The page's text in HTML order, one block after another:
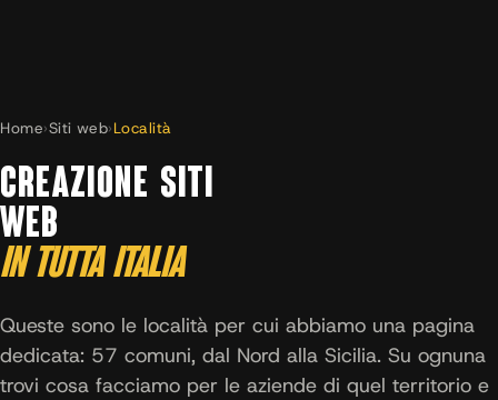
Home›Siti web›Località
CREAZIONE SITI
WEB
IN TUTTA ITALIA
Queste sono le località per cui abbiamo una pagina
dedicata: 57 comuni, dal Nord alla Sicilia. Su ognuna
trovi cosa facciamo per le aziende di quel territorio e